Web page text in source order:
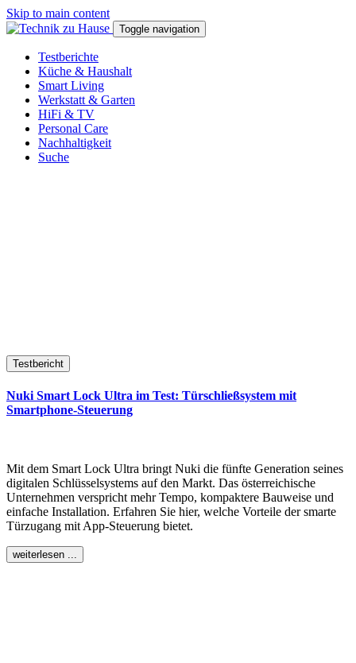
Skip to main content
Toggle navigation
Testberichte
Küche & Haushalt
Smart Living
Werkstatt & Garten
HiFi & TV
Personal Care
Nachhaltigkeit
Suche
Testbericht
Nuki Smart Lock Ultra im Test: Türschließsystem mit
Smartphone-Steuerung
Mit dem Smart Lock Ultra bringt Nuki die fünfte Generation seines
digitalen Schlüsselsystems auf den Markt. Das österreichische
Unternehmen verspricht mehr Tempo, kompaktere Bauweise und
einfache Installation. Erfahren Sie hier, welche Vorteile der smarte
Türzugang mit App-Steuerung bietet.
weiterlesen ...